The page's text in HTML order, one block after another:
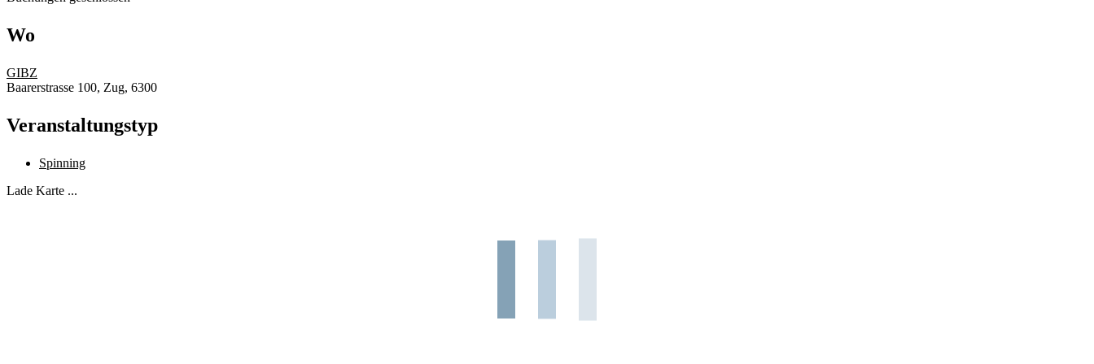
Wo
GIBZ
Baarerstrasse 100, Zug, 6300
Veranstaltungstyp
Spinning
Lade Karte ...